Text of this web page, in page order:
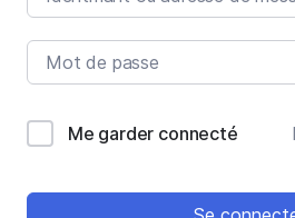
Me garder connecté